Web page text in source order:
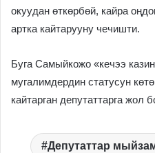
окуудан өткөрбөй, кайра
артка кайтарууну чечишти.
Буга Самыйкожо «кечээ
мугалимдердин статусун
кайтарган депутаттарга жол
Депутаттар